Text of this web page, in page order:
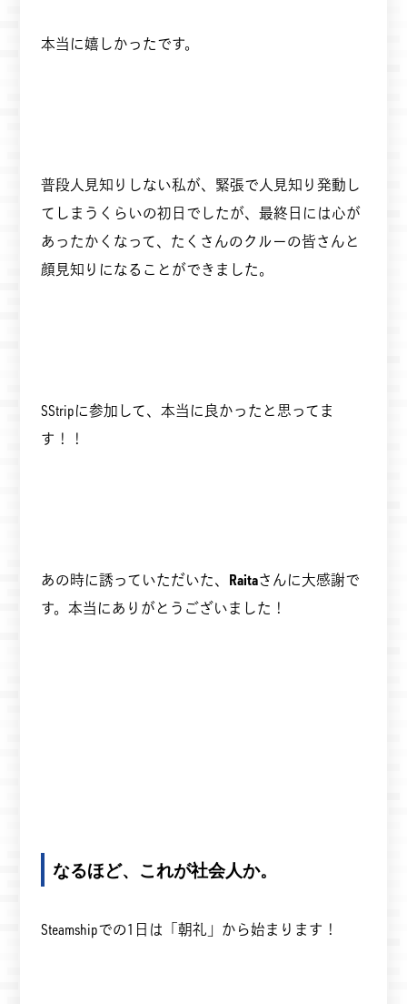
本当に嬉しかったです。
普段人見知りしない私が、緊張で人見知り発動し
てしまうくらいの初日でしたが、最終日には心が
あったかくなって、たくさんのクルーの皆さんと
顔見知りになることができました。
SStripに参加して、本当に良かったと思ってま
す！！
あの時に誘っていただいた、 Raitaさんに大感謝で
す。本当にありがとうございました！
なるほど、これが社会人か。
Steamshipでの1日は「朝礼」から始まります！